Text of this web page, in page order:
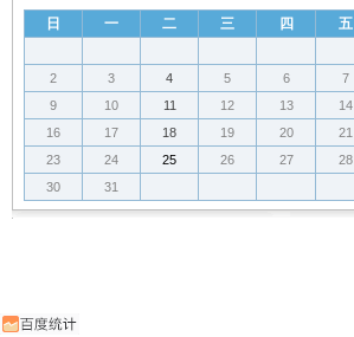
日 一 二 三 四 五
2
3 4 5 6 7
9
10 11 12 13 14
16
17 18 19 20 21
23
24 25 26 27 28
30
31